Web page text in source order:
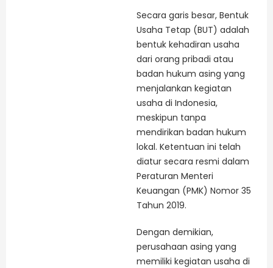
Secara garis besar, Bentuk
Usaha Tetap (BUT) adalah
bentuk kehadiran usaha
dari orang pribadi atau
badan hukum asing yang
menjalankan kegiatan
usaha di Indonesia,
meskipun tanpa
mendirikan badan hukum
lokal. Ketentuan ini telah
diatur secara resmi dalam
Peraturan Menteri
Keuangan (PMK) Nomor 35
Tahun 2019.
Dengan demikian,
perusahaan asing yang
memiliki kegiatan usaha di